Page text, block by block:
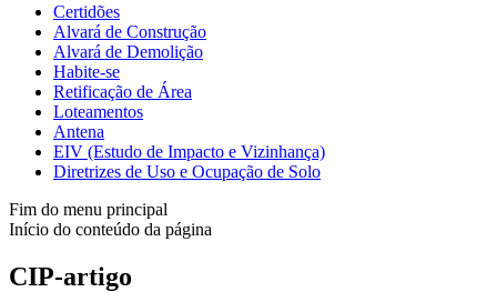
Certidões
Alvará de Construção
Alvará de Demolição
Habite-se
Retificação de Área
Loteamentos
Antena
EIV (Estudo de Impacto e Vizinhança)
Diretrizes de Uso e Ocupação de Solo
Fim do menu principal
Início do conteúdo da página
CIP-artigo